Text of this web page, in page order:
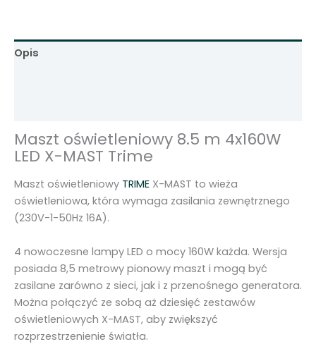
w
y
4
x
1
0
D
X
Opis
Maszt oświetleniowy 8.5 m 4x160W
LED X-MAST Trime
Maszt oświetleniowy TRIME X-MAST to wieża
oświetleniowa, która wymaga zasilania zewnętrznego
(230V-1-50Hz 16A).
4 nowoczesne lampy LED o mocy 160W każda. Wersja
posiada 8,5 metrowy pionowy maszt i mogą być
zasilane zarówno z sieci, jak i z przenośnego generatora.
Można połączyć ze sobą aż dziesięć zestawów
oświetleniowych X-MAST, aby zwiększyć
rozprzestrzenienie światła.